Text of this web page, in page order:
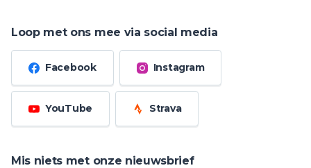
Loop met ons mee via social media
Facebook Instagram
YouTube Strava
Mis niets met onze nieuwsbrief